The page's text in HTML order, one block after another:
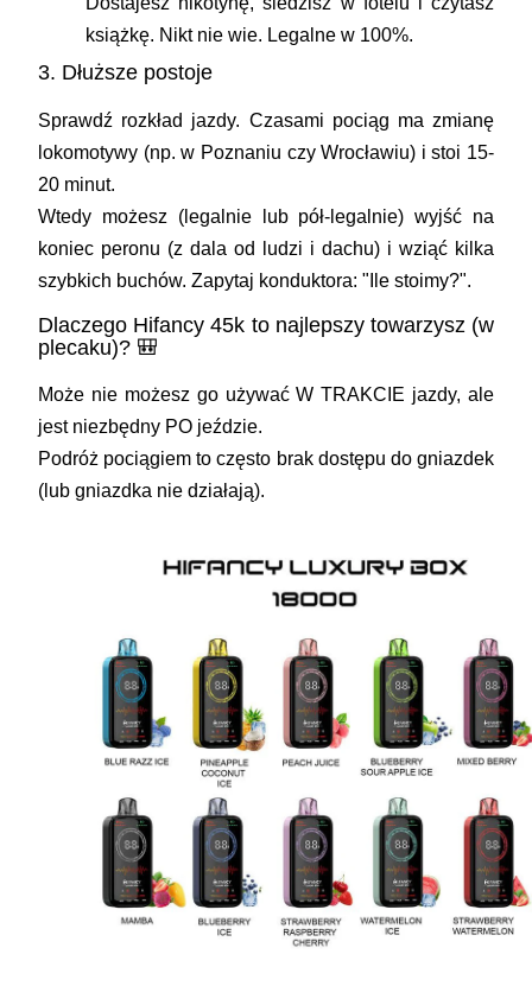
książkę. Nikt nie wie. Legalne w 100%.
3. Dłuższe postoje
Sprawdź rozkład jazdy. Czasami pociąg ma zmianę
lokomotywy (np. w Poznaniu czy Wrocławiu) i stoi 15-
20 minut.
Wtedy możesz (legalnie lub pół-legalnie) wyjść na
koniec peronu (z dala od ludzi i dachu) i wziąć kilka
szybkich buchów. Zapytaj konduktora: "Ile stoimy?".
Dlaczego Hifancy 45k to najlepszy towarzysz (w
plecaku)? 🎒
Może nie możesz go używać W TRAKCIE jazdy, ale
jest niezbędny PO jeździe.
Podróż pociągiem to często brak dostępu do gniazdek
(lub gniazdka nie działają).